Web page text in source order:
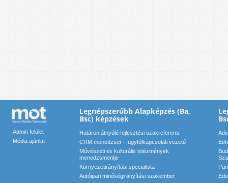
Admin felület
Média ajánlat
Legnépszerűbb Alapképzés (Ba,
Bsc) képzések
Határon átnyúló fejlesztési szakreferens
CRM menedzser – ügyfélkapcsolati vezető
Művészeti és kulturális intézmények
menedzsmentje
Környezetirányítási specialista
Autóipari minőségirányítási szakember